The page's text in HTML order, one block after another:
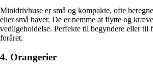
Minidrivhuse er små og kompakte, ofte
eller små haver. De er nemme at flytte og
vedligeholdelse. Perfekte til begyndere eller til
foråret.
4. Orangerier